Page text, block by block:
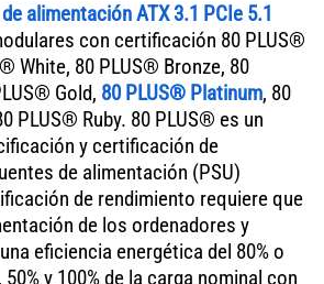
alimentación ATX 3.1 PCIe 5.1
con certificación 80 PLUS®
White, 80 PLUS® Bronze, 80
Gold, 80 PLUS® Platinum, 80
PLUS® Ruby. 80 PLUS® es un
y certificación de
de alimentación (PSU)
de rendimiento requiere que
de los ordenadores y
eficiencia energética del 80% o
50% y 100% de la carga nominal con